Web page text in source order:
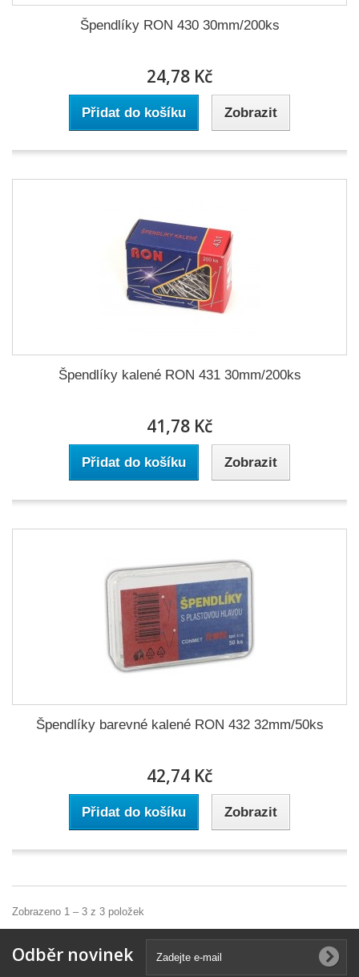
Špendlíky RON 430 30mm/200ks
24,78 Kč
Přidat do košíku Zobrazit
Špendlíky kalené RON 431 30mm/200ks
41,78 Kč
Přidat do košíku Zobrazit
Špendlíky barevné kalené RON 432 32mm/50ks
42,74 Kč
Přidat do košíku Zobrazit
Zobrazeno 1 – 3 z 3 položek
Odběr novinek